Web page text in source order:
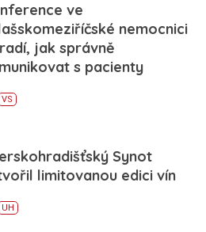
ve
nemocnici
jak správně
s pacienty
VS
Synot
limitovanou edici vín
UH